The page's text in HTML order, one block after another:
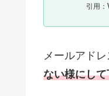
引用：
メールアド
ない様にし